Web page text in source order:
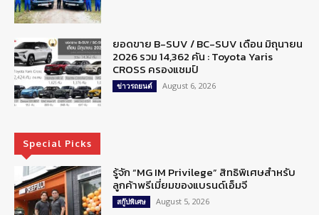
ยอดขาย B-SUV / BC-SUV เดือน มิถุนายน
2026 รวม 14,362 คัน : Toyota Yaris
CROSS ครองแชมป์
ข่าวรถยนต์ August 6, 2026
Special Picks
รู้จัก “MG IM Privilege” สิทธิพิเศษสำหรับ
ลูกค้าพรีเมี่ยมของแบรนด์เอ็มจี
สกู๊ปพิเศษ August 5, 2026